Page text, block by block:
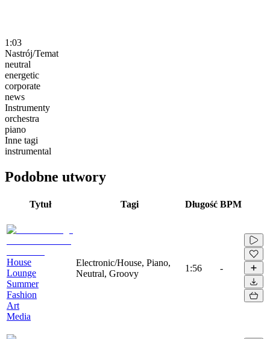
1:03
Nastrój/Temat
neutral
energetic
corporate
news
Instrumenty
orchestra
piano
Inne tagi
instrumental
Podobne utwory
Tytuł Tagi Długość BPM
House
Lounge
Summer
Fashion
Art
Media
Electronic/House, Piano,
Neutral, Groovy
1:56 -